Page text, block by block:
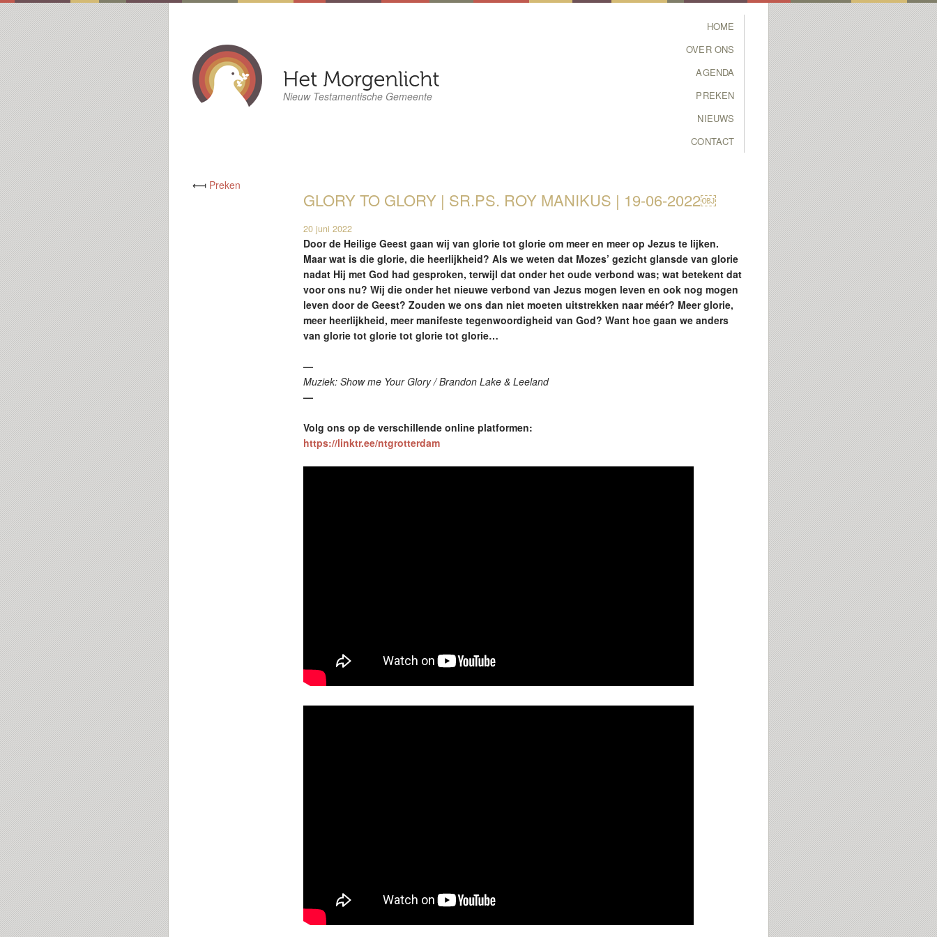
Nieuw Testamentische Gemeente
SKIP TO PRIMARY
CONTENT
SKIP TO SECONDARY
CONTENT
HOME
OVER ONS
AGENDA
PREKEN
NIEUWS
CONTACT
⟻ Preken
GLORY TO GLORY | SR.PS. ROY MANIKUS | 19-06-2022￼
20 juni 2022
Door de Heilige Geest gaan wij van glorie tot glorie om meer en meer op Jezus te lijken.
Maar wat is die glorie, die heerlijkheid? Als we weten dat Mozes’ gezicht glansde van glorie
nadat Hij met God had gesproken, terwijl dat onder het oude verbond was; wat betekent dat
voor ons nu? Wij die onder het nieuwe verbond van Jezus mogen leven en ook nog mogen
leven door de Geest? Zouden we ons dan niet moeten uitstrekken naar méér? Meer glorie,
meer heerlijkheid, meer manifeste tegenwoordigheid van God? Want hoe gaan we anders
van glorie tot glorie tot glorie tot glorie…
—
Muziek: Show me Your Glory / Brandon Lake & Leeland
—
Volg ons op de verschillende online platformen:
https://linktr.ee/ntgrotterdam